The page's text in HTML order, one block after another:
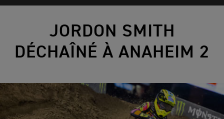
JORDON SMITH
DÉCHAÎNÉ À ANAHEIM 2